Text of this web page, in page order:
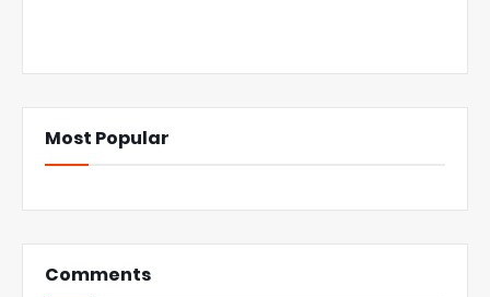
Most Popular
Comments